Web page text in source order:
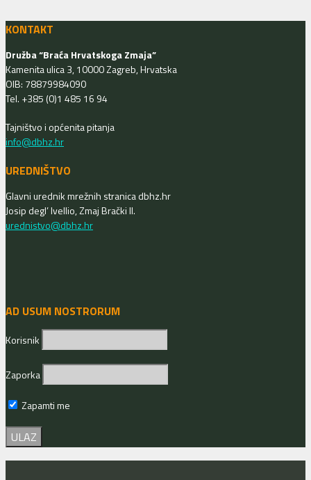
KONTAKT
Družba “Braća Hrvatskoga Zmaja”
Kamenita ulica 3, 10000 Zagreb, Hrvatska
OIB: 78879984090
Tel. +385 (0)1 485 16 94
Tajništvo i općenita pitanja
info@dbhz.hr
UREDNIŠTVO
Glavni urednik mrežnih stranica dbhz.hr
Josip degl’ Ivellio, Zmaj Brački II.
urednistvo@dbhz.hr
AD USUM NOSTRORUM
Korisnik
Zaporka
Zapamti me